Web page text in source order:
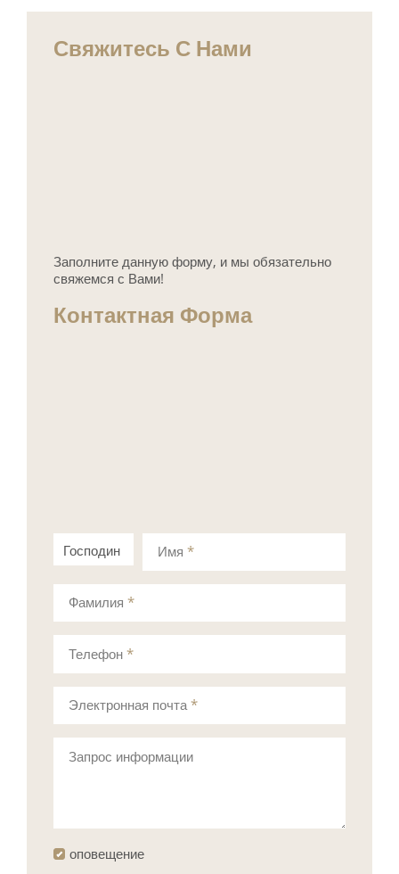
Свяжитесь С Нами
Заполните данную форму, и мы обязательно
свяжемся с Вами!
Контактная Форма
Господин Госпожа
Имя *
Телефон *
Запрос информации
Фамилия *
Электронная почта*
оповещение